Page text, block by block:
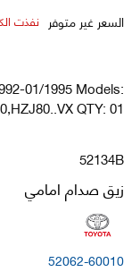
السعر غير متوفر نفذت
01/1995 Models:
QTY: 01
52134B
زيق صدام امامي
52062-60010